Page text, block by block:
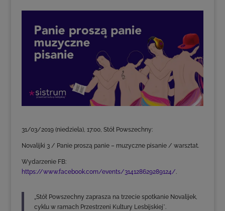
31/03/2019 (niedziela), 17:00, Stół Powszechny:
Novalijki 3 / Panie proszą panie – muzyczne pisanie / warsztat.
Wydarzenie FB:
https://www.facebook.com/events/314128629289124/
„Stół Powszechny zaprasza na trzecie spotkanie Novalijek,
cyklu w ramach Przestrzeni Kultury Lesbijskiej*.